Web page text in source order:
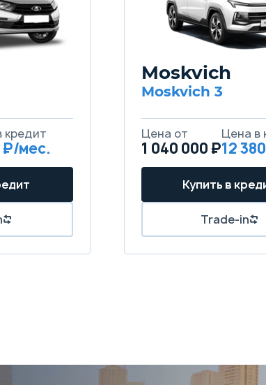
Moskvich
Moskvich 3
1 040 000 ₽12 380